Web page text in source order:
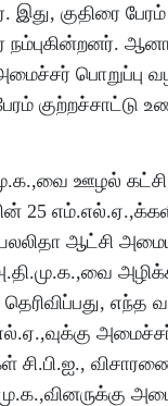
இது, குதிரை
நம்புகின்றனர்.
பொறுப்பு
குற்றச்சாட்டு
ஊழல் கட்சி
25
ஆட்சி
எந்த
சி.பி.ஐ.,